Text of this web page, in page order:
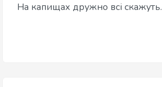
На капищах дружно всі скажуть.